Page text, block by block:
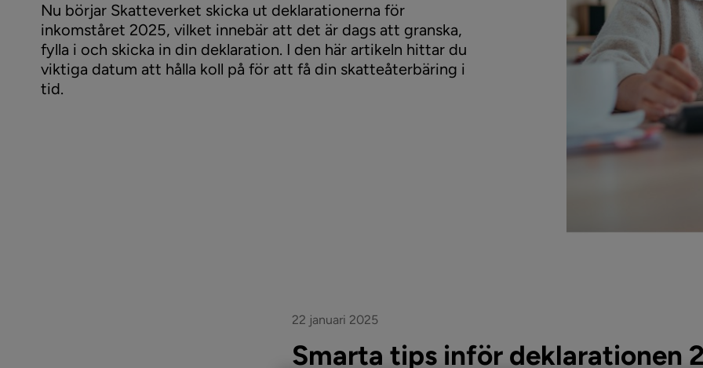
Nu börjar Skatteverket skicka ut deklarationerna för
inkomståret 2025, vilket innebär att det är dags att granska,
fylla i och skicka in din deklaration. I den här artikeln hittar du
viktiga datum att hålla koll på för att få din skatteåterbäring i
tid.
22 januari 2025
Smarta tips inför deklarationen